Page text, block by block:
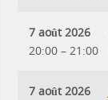
7 août 2026
20:00 – 21:00
7 août 2026